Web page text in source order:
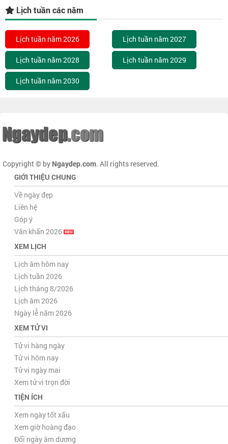
Lịch tuần các năm
Lịch tuần năm 2026 Lịch tuần năm 2027
Lịch tuần năm 2028 Lịch tuần năm 2029
Lịch tuần năm 2030
Copyright © by Ngaydep.com. All rights reserved.
GIỚI THIỆU CHUNG
Về ngày đẹp
Liên hệ
Góp ý
Văn khấn 2026
XEM LỊCH
Lịch âm hôm nay
Lịch tuần 2026
Lịch tháng 8/2026
Lịch âm 2026
Ngày lễ năm 2026
XEM TỬ VI
Tử vi hàng ngày
Tử vi hôm nay
Tử vi ngày mai
Xem tử vi trọn đời
TIỆN ÍCH
Xem ngày tốt xấu
Xem giờ hoàng đạo
Đổi ngày âm dương